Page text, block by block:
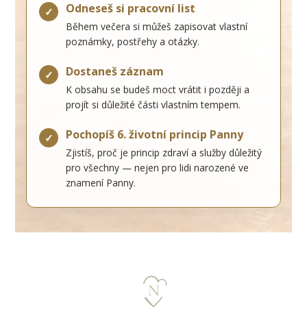
✓ Odneseš si pracovní list
Během večera si můžeš zapisovat vlastní
poznámky, postřehy a otázky.
✓ Dostaneš záznam
K obsahu se budeš moct vrátit i později a
projít si důležité části vlastním tempem.
✓ Pochopíš 6. životní princip Panny
Zjistíš, proč je princip zdraví a služby důležitý
pro všechny — nejen pro lidi narozené ve
znamení Panny.